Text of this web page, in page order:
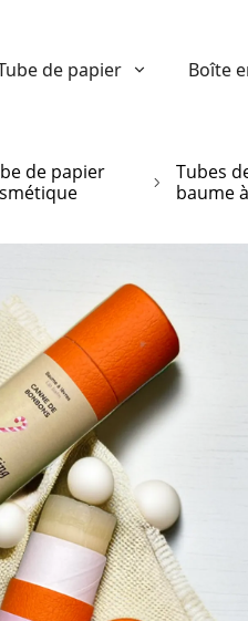
de papier Boîte
de papier
Tubes
baume